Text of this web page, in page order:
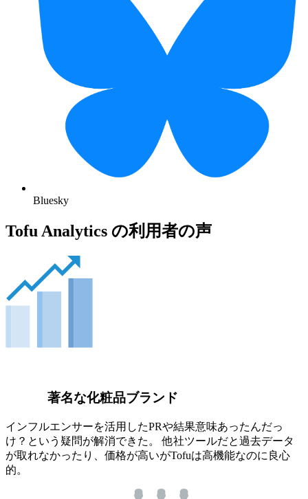
Bluesky
Tofu Analytics の利用者の声
著名な化粧品ブランド
インフルエンサーを活用したPRや結果意味あったんだっ
け？という疑問が解消できた。 他社ツールだと過去データ
が取れなかったり、価格が高いがTofuは高機能なのに良心
的。